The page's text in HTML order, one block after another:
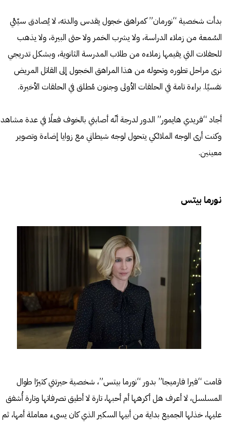
بدأت شخصية “نورمان” كمراهق خجول يقدس والدته، لا يُصادق سيّئي
السُمعة من زملاء الدراسة، ولا يشرب الخمر ولا حتى البيرة، ولا يذهب
للحفلات التي يقيمها زملاءه من طلاب المدرسة الثانوية، وبشكل تدريجي
نرى مراحل تطوره وتحوله من هذا المراهق الخجول إلى القاتل المريض
نفسيًا. براءة تامة في الحلقات الأولى وجنون مُطلق في الحلقات الأخيرة.
أجاد “فريدي هايمور” الدور لدرجة أنّه أصابني بالخوف فعلًا في عدة
وكنت أرى الوجه الملائكي يتحول لوجه شيطاني مع زوايا إضاءة وتصوير
معينين.
نورما بيتس
قامت “فيرا فارميجا” بدور “نورما بيتس”، شخصية حيرتني كثيرًا طوال
المسلسل، لا أعرف هل أكرهها أم أحبها، تارة لا أطيق تصرفاتها وتارة أُشفق
عليها، خذلها الجميع بداية من أبيها السكير الذي كان يسىء معاملة أمها، ثم